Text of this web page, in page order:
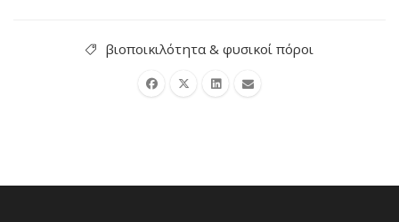
βιοποικιλότητα & φυσικοί πόροι